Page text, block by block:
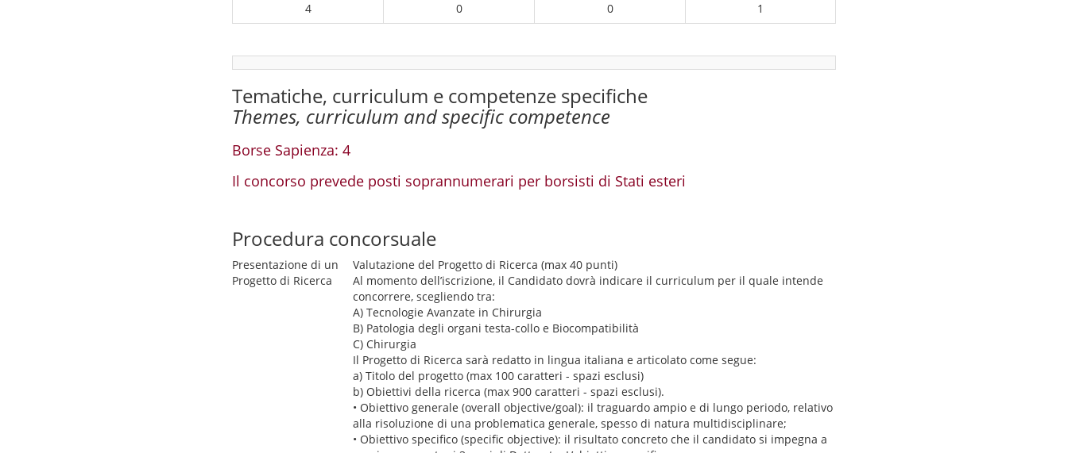
4 0 0 1
Tematiche, curriculum e competenze specifiche
Themes, curriculum and specific competence
Borse Sapienza: 4
Il concorso prevede posti soprannumerari per borsisti di Stati esteri
Procedura concorsuale
Presentazione di un
Progetto di Ricerca
Valutazione del Progetto di Ricerca (max 40 punti)
Al momento dell’iscrizione, il Candidato dovrà indicare il curriculum per il quale intende
concorrere, scegliendo tra:
A) Tecnologie Avanzate in Chirurgia
B) Patologia degli organi testa-collo e Biocompatibilità
C) Chirurgia
Il Progetto di Ricerca sarà redatto in lingua italiana e articolato come segue:
a) Titolo del progetto (max 100 caratteri - spazi esclusi)
b) Obiettivi della ricerca (max 900 caratteri - spazi esclusi).
• Obiettivo generale (overall objective/goal): il traguardo ampio e di lungo periodo, relativo
alla risoluzione di una problematica generale, spesso di natura multidisciplinare;
• Obiettivo specifico (specific objective): il risultato concreto che il candidato si impegna a